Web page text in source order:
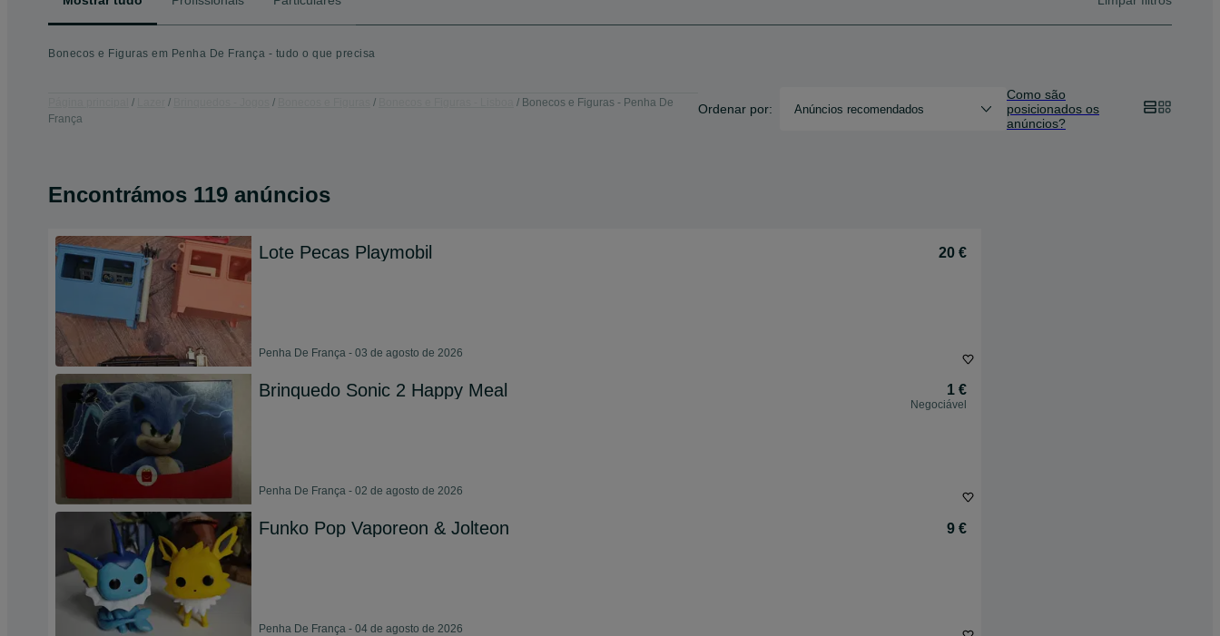
Bonecos e Figuras em Penha De França - tudo o que precisa
Bonecos e Figuras - Penha De
França
Ordenar por: Anúncios recomendados
Como são
posicionados os
anúncios?
Encontrámos 119 anúncios
Lote Pecas Playmobil 20 €
Penha De França - 03 de agosto de 2026
Brinquedo Sonic 2 Happy Meal 1 €
Negociável
Penha De França - 02 de agosto de 2026
Funko Pop Vaporeon & Jolteon 9 €
Penha De França - 04 de agosto de 2026